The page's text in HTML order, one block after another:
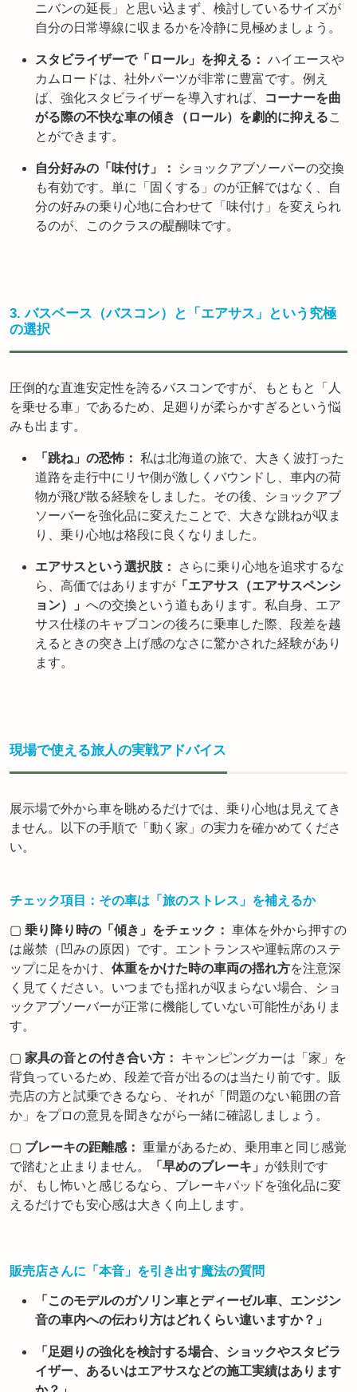
ニバンの延長」と思い込まず、検討しているサイズが
自分の日常導線に収まるかを冷静に見極めましょう。
スタビライザーで「ロール」を抑える： ハイエースや
カムロードは、社外パーツが非常に豊富です。例え
ば、強化スタビライザーを導入すれば、
コーナーを曲
がる際の不快な車の傾き（ロール）を劇的に抑えるこ
とができます。
自分好みの「味付け」：
ショックアブソーバーの交換
も有効です。単に「固くする」のが正解ではなく、自
分の好みの乗り心地に合わせて「味付け」を変えられ
るのが、このクラスの醍醐味です。
3. バスベース（バスコン）と「エアサス」という究極
の選択
圧倒的な直進安定性を誇るバスコンですが、もともと「人
を乗せる車」であるため、足廻りが柔らかすぎるという悩
みも出ます。
「跳ね」の恐怖： 私は北海道の旅で、大きく波打った
道路を走行中にリヤ側が激しくバウンドし、車内の荷
物が飛び散る経験をしました。その後、ショックアブ
ソーバーを強化品に変えたことで、大きな跳ねが収ま
り、乗り心地は格段に良くなりました。
エアサスという選択肢：
さらに乗り心地を追求するな
ら、高価ではありますが 「エアサス（エアサスペンシ
ョン）」 への交換という道もあります。私自身、エア
サス仕様のキャブコンの後ろに乗車した際、段差を越
えるときの突き上げ感のなさに驚かされた経験があり
ます。
現場で使える旅人の実戦アドバイス
展示場で外から車を眺めるだけでは、乗り心地は見えてき
ません。以下の手順で「動く家」の実力を確かめてくださ
い。
チェック項目：その車は「旅のストレス」を補えるか
▢ 乗り降り時の「傾き」をチェック： 車体を外から押すの
は厳禁（凹みの原因）です。エントランスや運転席のステ
ップに足をかけ、 体重をかけた時の車両の揺れ方を注意深
く見てください。いつまでも揺れが収まらない場合、ショ
ックアブソーバーが正常に機能していない可能性がありま
す。
▢ 家具の音との付き合い方：
キャンピングカーは「家」を
背負っているため、段差で音が出るのは当たり前です。販
売店の方と試乗できるなら、それが「問題のない範囲の音
か」をプロの意見を聞きながら一緒に確認しましょう。
▢ ブレーキの距離感： 重量があるため、乗用車と同じ感覚
で踏むと止まりません。
「早めのブレーキ」 が鉄則です
が、もし怖いと感じるなら、ブレーキパッドを強化品に変
えるだけでも安心感は大きく向上します。
販売店さんに「本音」を引き出す魔法の質問
「このモデルのガソリン車とディーゼル車、エンジン
音の車内への伝わり方はどれくらい違いますか？」
「足廻りの強化を検討する場合、ショックやスタビラ
イザー、あるいはエアサスなどの施工実績はあります